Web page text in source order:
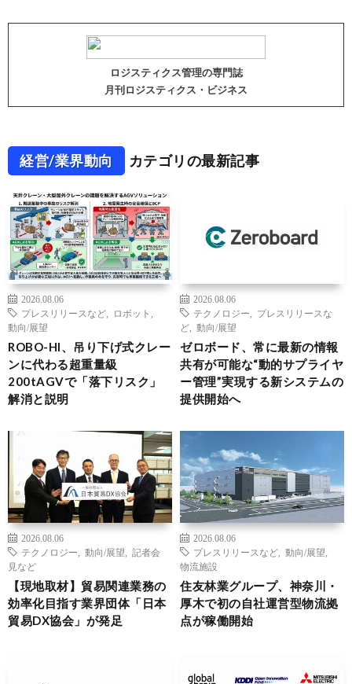
ロジスティクス管理の専門誌
月刊ロジスティクス・ビジネス
経営/業界動向 カテゴリの最新記事
2026.08.06
プレスリリースなど
ロボット
動向/展望
ROBO-HI、吊り下げ式クレー
ンに代わる超重量級
200tAGVで「落下リスク」
解消と説明
2026.08.06
テクノロジー
プレスリリースな
ど
動向/展望
ゼロボード、常に最新の情報
共有が可能な“動的サプライヤ
ー管理”実現する新システムの
提供開始へ
2026.08.06
テクノロジー
動向/展望
記者会
見など
【現地取材】貿易関連業務の
効率化目指す業界団体「日本
貿易DX協会」が発足
2026.08.06
プレスリリースなど
動向/展望
物流施設
住友林業グループ、神奈川・
厚木で初の自社運営型物流拠
点が稼働開始